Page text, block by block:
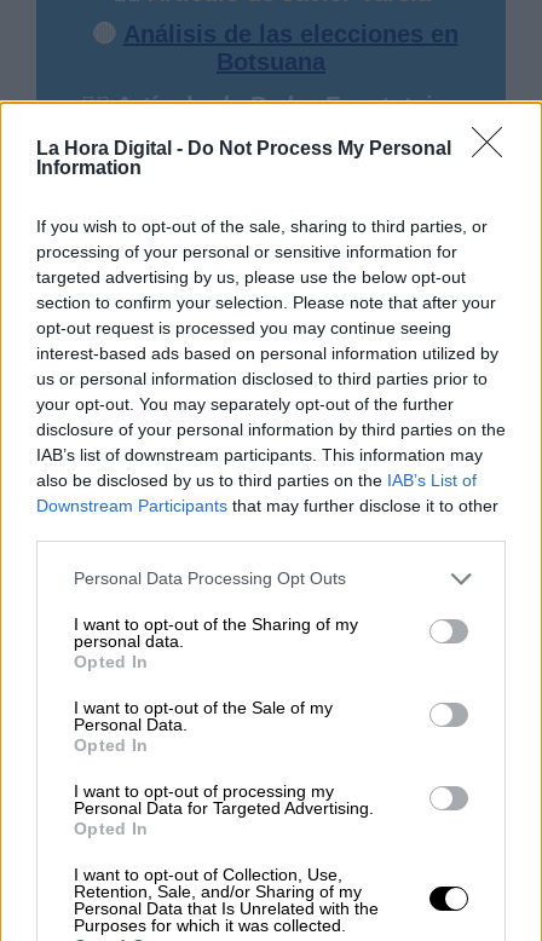
La Hora Digital - Do Not Process My Personal
Information
If you wish to opt-out of the sale, sharing to third parties, or
processing of your personal or sensitive information for
targeted advertising by us, please use the below opt-out
section to confirm your selection. Please note that after your
opt-out request is processed you may continue seeing
interest-based ads based on personal information utilized by
us or personal information disclosed to third parties prior to
your opt-out. You may separately opt-out of the further
disclosure of your personal information by third parties on the
IAB’s list of downstream participants. This information may
also be disclosed by us to third parties on the IAB’s List of
Downstream Participants that may further disclose it to other
Personal Data Processing Opt Outs
I want to opt-out of the Sharing of my
personal data.
Opted In
I want to opt-out of the Sale of my
Personal Data.
Opted In
I want to opt-out of processing my
Personal Data for Targeted Advertising.
Opted In
I want to opt-out of Collection, Use,
Retention, Sale, and/or Sharing of my
Personal Data that Is Unrelated with the
Purposes for which it was collected.
🔴 Análisis de las elecciones en
Botsuana
✍🏻 Artículo de Pedro Fuentetaja.
DIGITAL
Para poder respetar la pluralidad.
زيارة ماكرون إلى المغرب وتأثيرها المحتمل على
العلاقات المغربية الإسبانية
عبدالحميدالبجوقي/ مدريد/ 26 أكتوبر 2024
تأتي زيارة الرئيس الفرنسي إيمانويل ماكرون
مؤخراً بين باريس والرباط، مع احتمال أن يكون لها
الزيارة إلى إعادة بناء الشراكة بين البلدين بعد فتور
في العلاقات، خاصة بعد موقف باريس الإيجابي من
المغربي كحل سياسي لهذه القضية، وهو ما لاقى
ترحيباً من الرباط وانتقادات من الجزائر، التي تربطها
عد فرنسا أحد أكبر المستثمرين في المغرب،
وتستثمر في مجالات حيوية كالزراعة والصناعة
والتكنولوجيا. من جهة أخرى، تعتبر إسبانيا الشريك
الاقتصادية بينهما على صادرات هامة واستثمارات
متنوعة. لذا، فإن تعزيز العلاقات الفرنسية المغربية قد